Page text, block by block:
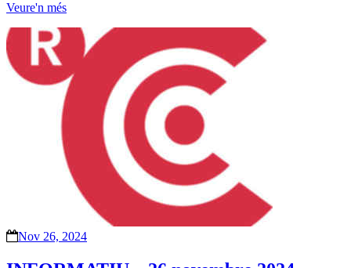
Veure'n més
Nov 26, 2024